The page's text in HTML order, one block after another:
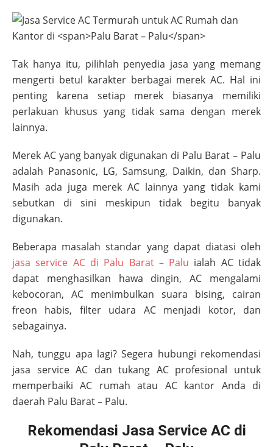
Tak hanya itu, pilihlah penyedia jasa yang memang
mengerti betul karakter berbagai merek AC. Hal ini
penting karena setiap merek biasanya memiliki
perlakuan khusus yang tidak sama dengan merek
lainnya.
Merek AC yang banyak digunakan di Palu Barat – Palu
adalah Panasonic, LG, Samsung, Daikin, dan Sharp.
Masih ada juga merek AC lainnya yang tidak kami
sebutkan di sini meskipun tidak begitu banyak
digunakan.
Beberapa masalah standar yang dapat diatasi oleh
jasa service AC di Palu Barat – Palu ialah AC tidak
dapat menghasilkan hawa dingin, AC mengalami
kebocoran, AC menimbulkan suara bising, cairan
freon habis, filter udara AC menjadi kotor, dan
sebagainya.
Nah, tunggu apa lagi? Segera hubungi rekomendasi
jasa service AC dan tukang AC profesional untuk
memperbaiki AC rumah atau AC kantor Anda di
daerah Palu Barat – Palu.
Rekomendasi Jasa Service AC di